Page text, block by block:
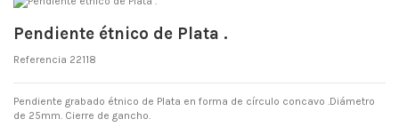
Pendiente étnico de Plata .
Referencia 22118
Pendiente grabado étnico de Plata en forma de círculo concavo .Diámetro
de 25mm. Cierre de gancho.